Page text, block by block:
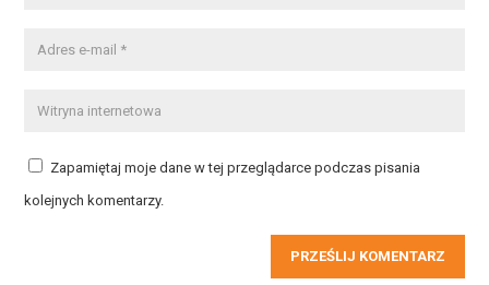
Zapamiętaj moje dane w tej przeglądarce podczas pisania
kolejnych komentarzy.
PRZEŚLIJ KOMENTARZ